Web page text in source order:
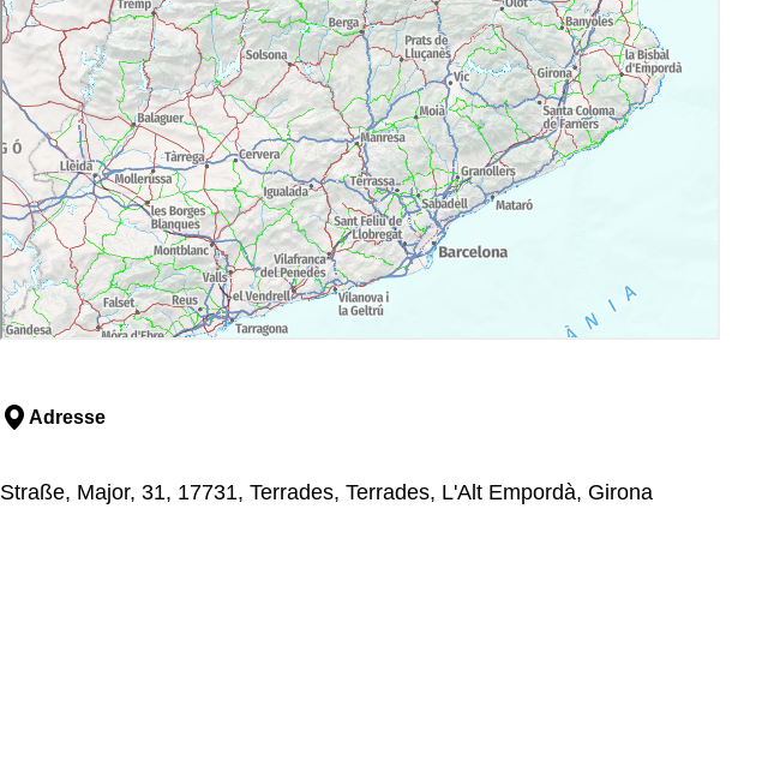
Adresse
Straße, Major, 31, 17731, Terrades, Terrades, L'Alt Empordà, Girona